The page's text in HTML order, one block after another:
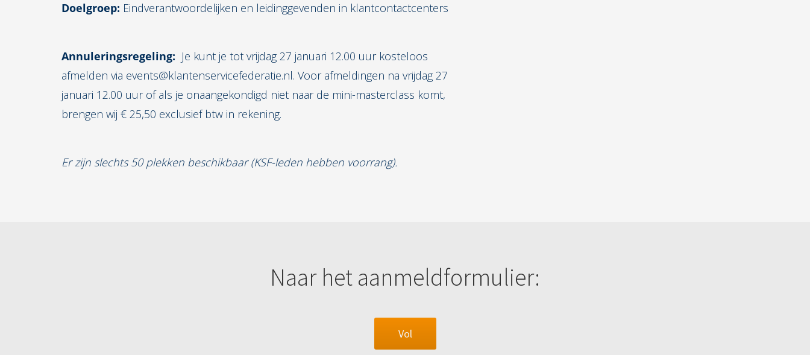
Doelgroep: Eindverantwoordelijken en leidinggevenden in klantcontactcenters
Annuleringsregeling: Je kunt je tot vrijdag 27 januari 12.00 uur kosteloos
afmelden via events@klantenservicefederatie.nl. Voor afmeldingen na vrijdag 27
januari 12.00 uur of als je onaangekondigd niet naar de mini-masterclass komt,
brengen wij € 25,50 exclusief btw in rekening.
Er zijn slechts 50 plekken beschikbaar (KSF-leden hebben voorrang).
Naar het aanmeldformulier:
Vol